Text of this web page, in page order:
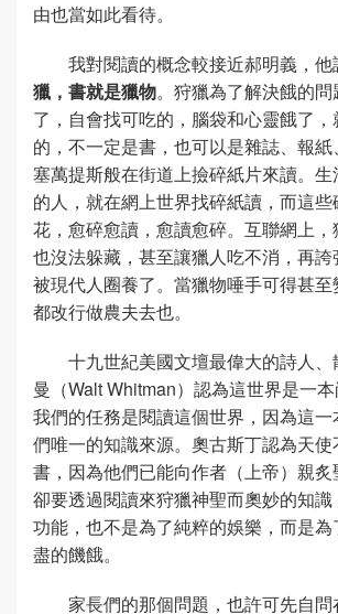
由也當如此看待。
我對閱讀的概念較接近郝明義，他
獵，書就是獵物。狩獵為了解決餓的
了，自會找可吃的，腦袋和心靈餓了
的，不一定是書，也可以是雜誌、報
塞萬提斯般在街道上撿碎紙片來讀。
的人，就在網上世界找碎紙讀，而這
花，愈碎愈讀，愈讀愈碎。互聯網上，
也沒法躲藏，甚至讓獵人吃不消，再
被現代人圈養了。當獵物唾手可得甚至
都改行做農夫去也。
十九世紀美國文壇最偉大的詩人
曼（Walt Whitman）認為這世界是一本
我們的任務是閱讀這個世界，因為這
們唯一的知識來源。奧古斯丁認為天
書，因為他們已能向作者（上帝）親炙
卻要透過閱讀來狩獵神聖而奧妙的知
功能，也不是為了純粹的娛樂，而是
盡的饑餓。
家長們的那個問題，也許可先自問